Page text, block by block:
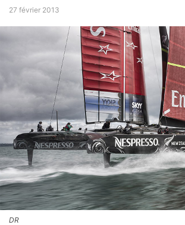
27 février 2013
DR